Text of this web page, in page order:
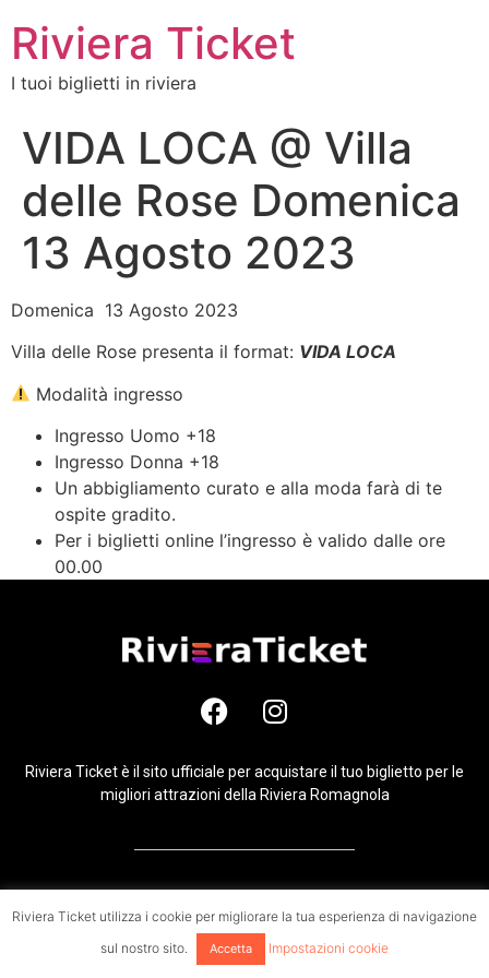
Riviera Ticket
I tuoi biglietti in riviera
VIDA LOCA @ Villa
delle Rose Domenica
13 Agosto 2023
Domenica 13 Agosto 2023
Villa delle Rose presenta il format: VIDA LOCA
Modalità ingresso
Ingresso Uomo +18
Ingresso Donna +18
Un abbigliamento curato e alla moda farà di te
ospite gradito.
Per i biglietti online l’ingresso è valido dalle ore
00.00
Riviera Ticket è il sito ufficiale per acquistare il tuo biglietto per le
migliori attrazioni della Riviera Romagnola
diritti riservati
Riviera Ticket utilizza i cookie per migliorare la tua esperienza di navigazione
sul nostro sito.
Accetta Impostazioni cookie